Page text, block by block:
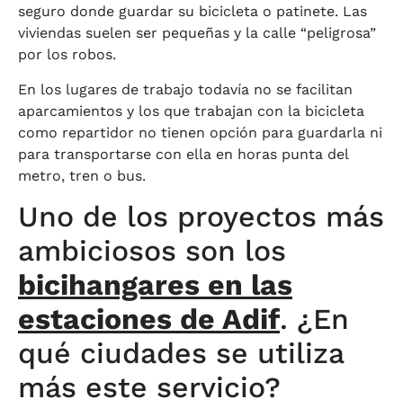
seguro donde guardar su bicicleta o patinete. Las
viviendas suelen ser pequeñas y la calle “peligrosa”
por los robos.
En los lugares de trabajo todavía no se facilitan
aparcamientos y los que trabajan con la bicicleta
como repartidor no tienen opción para guardarla ni
para transportarse con ella en horas punta del
metro, tren o bus.
Uno de los proyectos más
ambiciosos son los
bicihangares en las
estaciones de Adif. ¿En
qué ciudades se utiliza
más este servicio?